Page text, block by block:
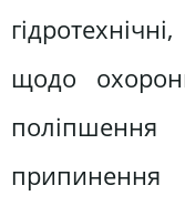
щодо
припинення